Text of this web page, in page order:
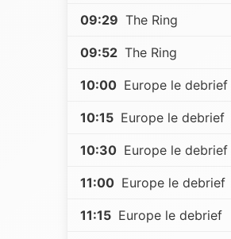
09:29 The Ring
09:52 The Ring
10:00 Europe le debrief
10:15 Europe le debrief
10:30 Europe le debrief
11:00 Europe le debrief
11:15 Europe le debrief